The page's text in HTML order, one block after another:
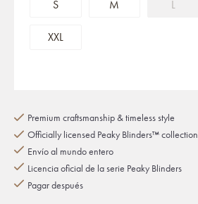
S M L
XXL
Premium craftsmanship & timeless style
Officially licensed Peaky Blinders™ collection
Envío al mundo entero
Licencia oficial de la serie Peaky Blinders
Pagar después